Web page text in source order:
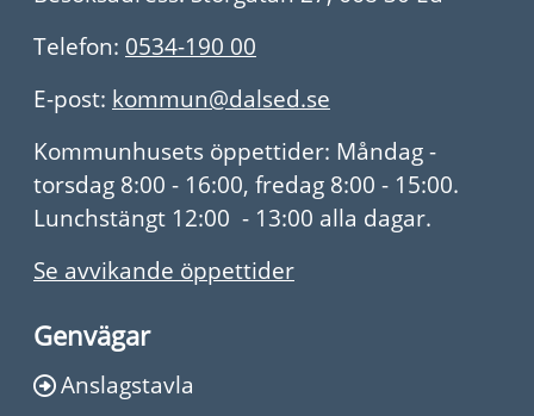
Telefon: 0534-190 00
E-post: kommun@dalsed.se
Kommunhusets öppettider: Måndag -
torsdag 8:00 - 16:00, fredag 8:00 - 15:00.
Lunchstängt 12:00 - 13:00 alla dagar.
Se avvikande öppettider
Genvägar
Anslagstavla